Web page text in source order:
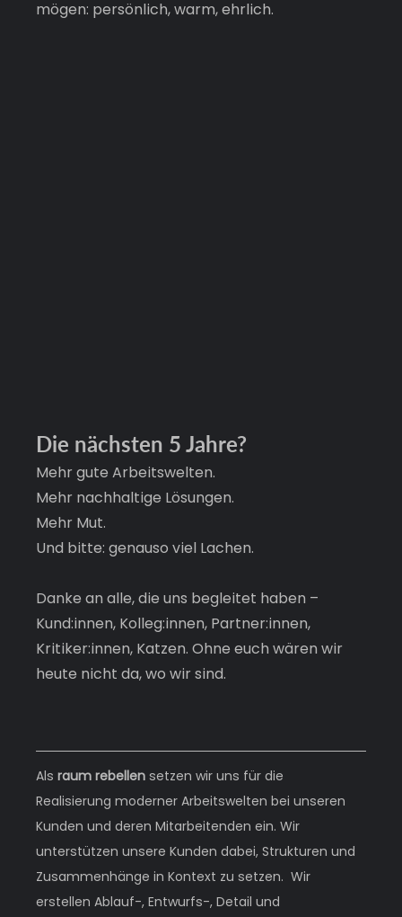
mögen: persönlich, warm, ehrlich.
Die nächsten 5 Jahre?
Mehr gute Arbeitswelten.
Mehr nachhaltige Lösungen.
Mehr Mut.
Und bitte: genauso viel Lachen.
Danke an alle, die uns begleitet haben –
Kund:innen, Kolleg:innen, Partner:innen,
Kritiker:innen, Katzen. Ohne euch wären wir
heute nicht da, wo wir sind.
Als raum rebellen setzen wir uns für die
Realisierung moderner Arbeitswelten bei unseren
Kunden und deren Mitarbeitenden ein. Wir
unterstützen unsere Kunden dabei, Strukturen und
Zusammenhänge in Kontext zu setzen.  Wir
erstellen Ablauf-, Entwurfs-, Detail und